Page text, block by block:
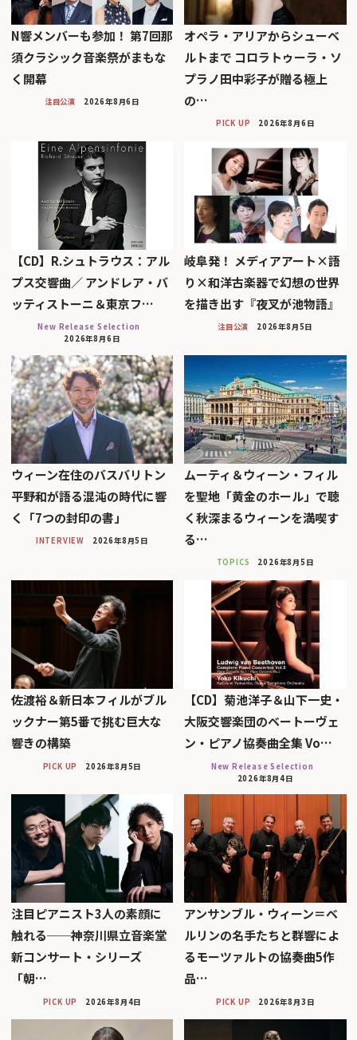
N響メンバーも参加！ 第7回那
須クラシック音楽祭がまもな
く開幕
注目公演 2026年8月6日
オペラ・アリアからシューベ
ルトまで コロラトゥーラ・ソ
プラノ田中彩子が贈る極上
の…
PICK UP 2026年8月6日
【CD】R.シュトラウス：アル
プス交響曲／ アンドレア・バ
ッティストーニ＆東京フ…
New Release Selection
2026年8月6日
岐阜発！ メディアアート×語
り×和洋古楽器で幻想の世界
を描き出す『夜叉が池物語』
注目公演 2026年8月5日
ウィーン在住のバスバリトン
平野和が語る混沌の時代に響
く「7つの封印の書」
INTERVIEW 2026年8月5日
ムーティ＆ウィーン・フィル
を聖地「黄金のホール」で聴
く秋深まるウィーンを満喫す
る…
TOPICS 2026年8月5日
佐渡裕＆新日本フィルがブル
ックナー第5番で挑む巨大な
響きの構築
PICK UP 2026年8月5日
【CD】菊池洋子＆山下一史・
大阪交響楽団のベートーヴェ
ン・ピアノ協奏曲全集 Vo…
New Release Selection
2026年8月4日
注目ピアニスト3人の素顔に
触れる──神奈川県立音楽堂
新コンサート・シリーズ
「朝…
PICK UP 2026年8月4日
アンサンブル・ウィーン＝ベ
ルリンの名手たちと群響によ
るモーツァルトの協奏曲5作
品…
PICK UP 2026年8月3日